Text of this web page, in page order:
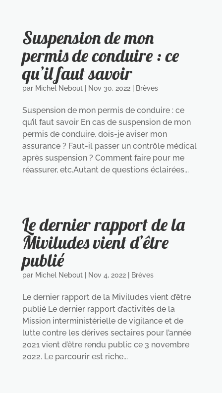
Suspension de mon
permis de conduire : ce
qu’il faut savoir
par Michel Nebout| Nov 30, 2022| Brèves
Suspension de mon permis de conduire : ce
qu’il faut savoir En cas de suspension de mon
permis de conduire, dois-je aviser mon
assurance ? Faut-il passer un contrôle médical
après suspension ? Comment faire pour me
réassurer, etc.Autant de questions éclairées...
Le dernier rapport de la
Miviludes vient d’être
publié
par Michel Nebout| Nov 4, 2022| Brèves
Le dernier rapport de la Miviludes vient d’être
publié Le dernier rapport d’activités de la
Mission interministérielle de vigilance et de
lutte contre les dérives sectaires pour l’année
2021 vient d’être rendu public ce 3 novembre
2022. Le parcourir est riche...